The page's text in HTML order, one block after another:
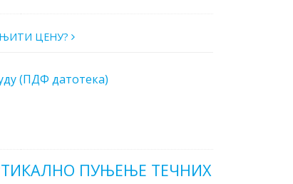
ЦЕНУ?
(ПДФ датотека)
ПУЊЕЊЕ ТЕЧНИХ